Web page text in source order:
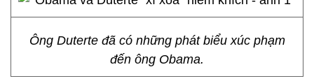
Ông Duterte đã có những phát biểu xúc phạm
đến ông Obama.